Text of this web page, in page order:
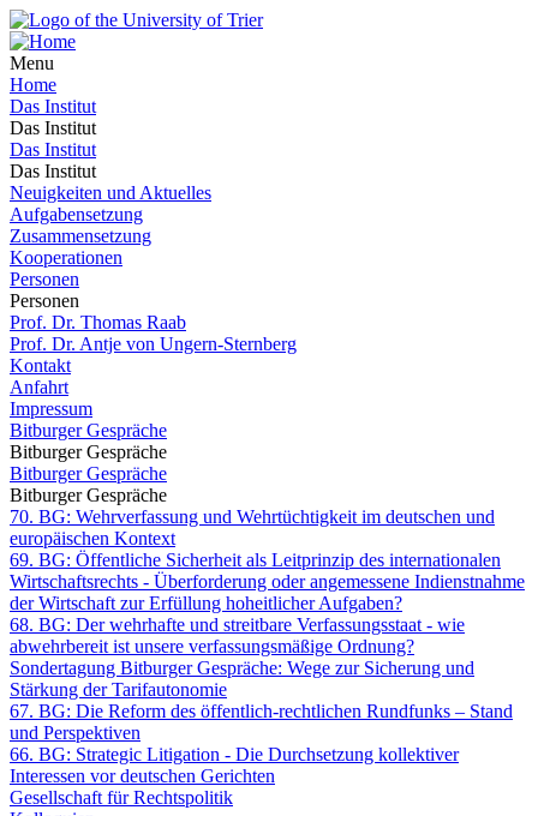
Menu
Home
Das Institut
Das Institut
Das Institut
Das Institut
Neuigkeiten und Aktuelles
Aufgabensetzung
Zusammensetzung
Kooperationen
Personen
Personen
Prof. Dr. Thomas Raab
Prof. Dr. Antje von Ungern-Sternberg
Kontakt
Anfahrt
Impressum
Bitburger Gespräche
Bitburger Gespräche
Bitburger Gespräche
Bitburger Gespräche
70. BG: Wehrverfassung und Wehrtüchtigkeit im deutschen und
europäischen Kontext
69. BG: Öffentliche Sicherheit als Leitprinzip des internationalen
Wirtschaftsrechts - Überforderung oder angemessene Indienstnahme
der Wirtschaft zur Erfüllung hoheitlicher Aufgaben?
68. BG: Der wehrhafte und streitbare Verfassungsstaat - wie
abwehrbereit ist unsere verfassungsmäßige Ordnung?
Sondertagung Bitburger Gespräche: Wege zur Sicherung und
Stärkung der Tarifautonomie
67. BG: Die Reform des öffentlich-rechtlichen Rundfunks – Stand
und Perspektiven
66. BG: Strategic Litigation - Die Durchsetzung kollektiver
Interessen vor deutschen Gerichten
Gesellschaft für Rechtspolitik